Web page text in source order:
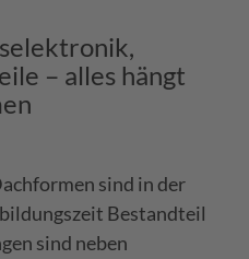
– alles hängt
sind in der
Bestandteil
sind neben